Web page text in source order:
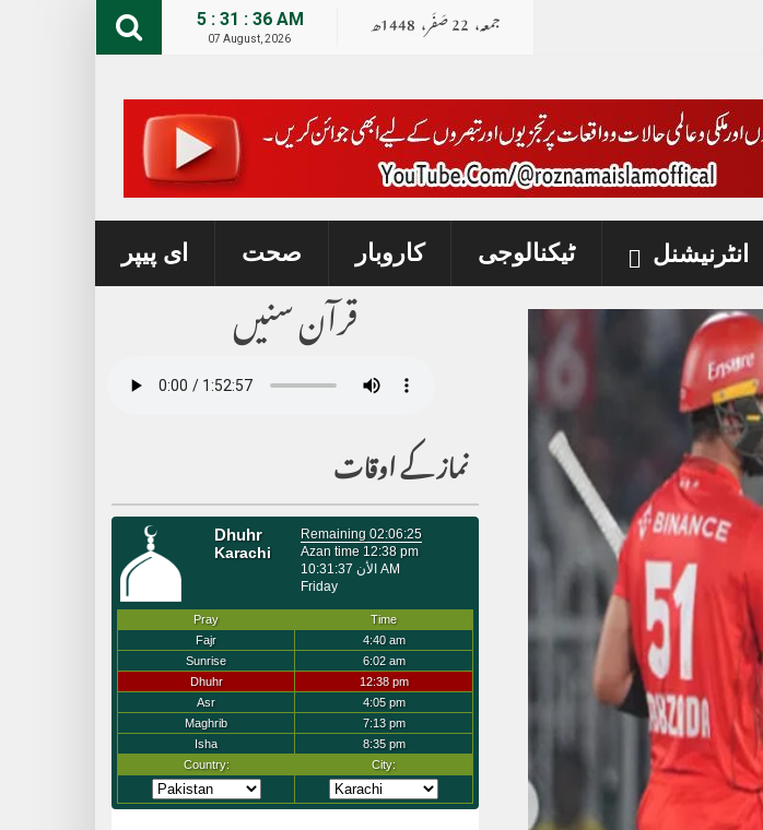
5 : 31 : 38 AM
07 August, 2026 جمعہ،22صــَــفــَــر،1448ھ
انٹرنیشنل ٹیکنالوجی کاروبار صحت ای پیپر
قرآن سنیں
نماز کے اوقات